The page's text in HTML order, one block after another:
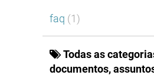
faq (1)
Todas as
documentos,